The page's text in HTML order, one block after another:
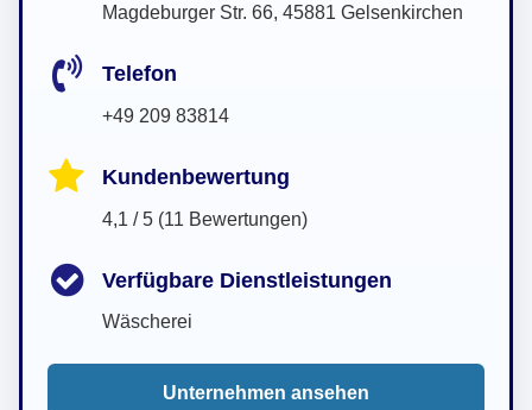
Magdeburger Str. 66, 45881 Gelsenkirchen
Telefon
+49 209 83814
Kundenbewertung
4,1 / 5 (11 Bewertungen)
Verfügbare Dienstleistungen
Wäscherei
Unternehmen ansehen